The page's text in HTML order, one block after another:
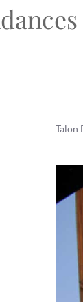
Talon